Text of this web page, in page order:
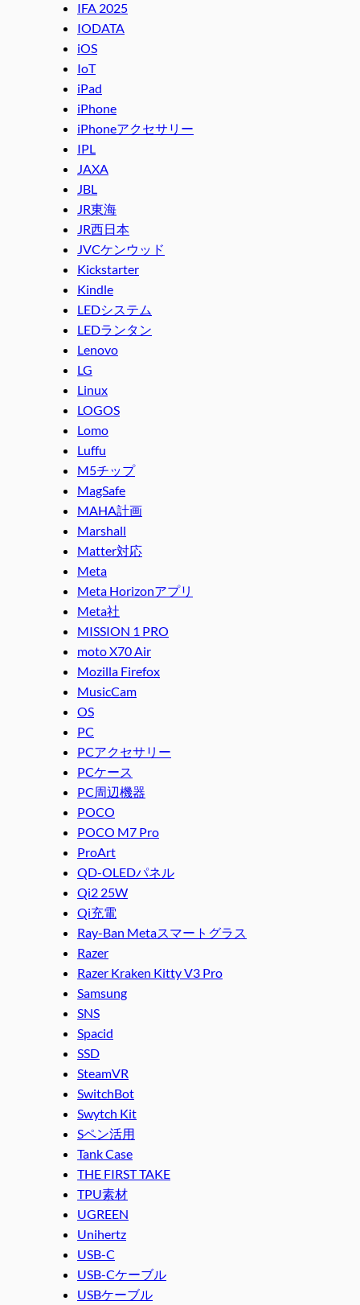
IFA 2025
IODATA
iOS
IoT
iPad
iPhone
iPhoneアクセサリー
IPL
JAXA
JBL
JR東海
JR西日本
JVCケンウッド
Kickstarter
Kindle
LEDシステム
LEDランタン
Lenovo
LG
Linux
LOGOS
Lomo
Luffu
M5チップ
MagSafe
MAHA計画
Marshall
Matter対応
Meta
Meta Horizonアプリ
Meta社
MISSION 1 PRO
moto X70 Air
Mozilla Firefox
MusicCam
OS
PC
PCアクセサリー
PCケース
PC周辺機器
POCO
POCO M7 Pro
ProArt
QD-OLEDパネル
Qi2 25W
Qi充電
Ray-Ban Metaスマートグラス
Razer
Razer Kraken Kitty V3 Pro
Samsung
SNS
Spacid
SSD
SteamVR
SwitchBot
Swytch Kit
Sペン活用
Tank Case
THE FIRST TAKE
TPU素材
UGREEN
Unihertz
USB-C
USB-Cケーブル
USBケーブル